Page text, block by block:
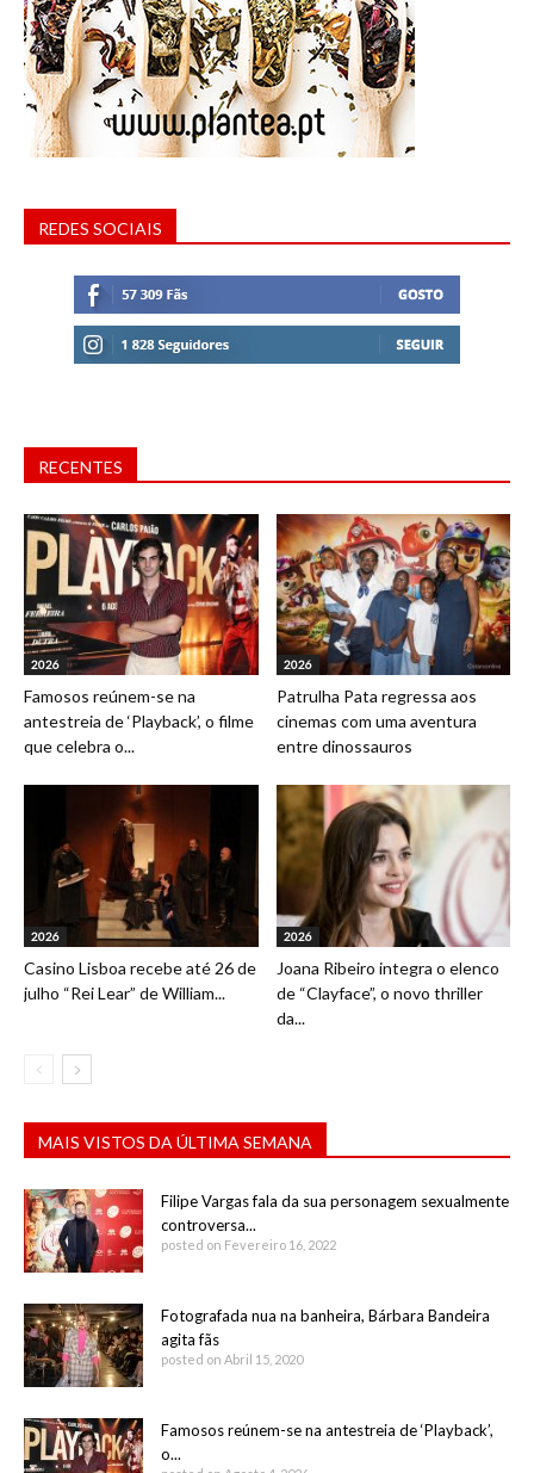
REDES SOCIAIS
RECENTES
2026
Famosos reúnem-se na
antestreia de ‘Playback’, o filme
que celebra o...
2026
Patrulha Pata regressa aos
cinemas com uma aventura
entre dinossauros
2026
Casino Lisboa recebe até 26 de
julho “Rei Lear” de William...
2026
Joana Ribeiro integra o elenco
de “Clayface”, o novo thriller
da...
MAIS VISTOS DA ÚLTIMA SEMANA
Filipe Vargas fala da sua personagem sexualmente
controversa...
posted on Fevereiro 16, 2022
Fotografada nua na banheira, Bárbara Bandeira
agita fãs
posted on Abril 15, 2020
Famosos reúnem-se na antestreia de ‘Playback’,
o...